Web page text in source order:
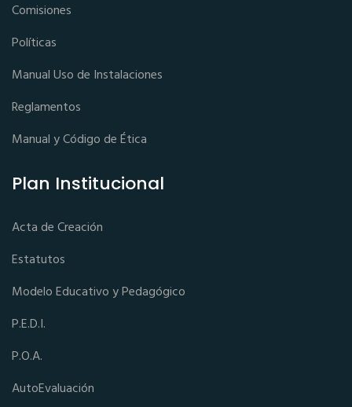
Comisiones
Políticas
Manual Uso de Instalaciones
Reglamentos
Manual y Código de Ética
Plan Institucional
Acta de Creación
Estatutos
Modelo Educativo y Pedagógico
P.E.D.I.
P.O.A.
AutoEvaluación